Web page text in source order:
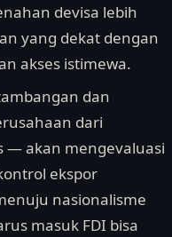
devisa lebih
yang dekat dengan
akses istimewa.
dan
dari
— akan mengevaluasi
ekspor
nasionalisme
masuk FDI bisa